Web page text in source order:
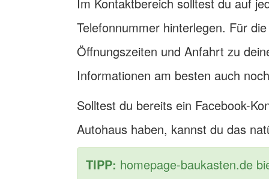
Im Kontaktbereich solltest du auf
Telefonnummer hinterlegen. Für
Öffnungszeiten und Anfahrt zu
Informationen am besten auch
Solltest du bereits ein Facebook-
Autohaus haben, kannst du das
TIPP: homepage-baukasten.de